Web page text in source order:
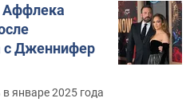
Аффлека
с Дженнифер
январе 2025 года